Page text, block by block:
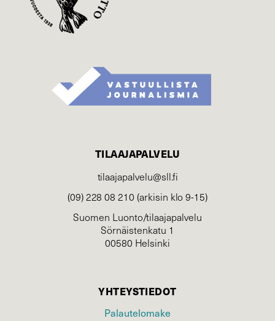
TILAAJAPALVELU
tilaajapalvelu@sll.fi
(09) 228 08 210 (arkisin klo 9-15)
Suomen Luonto/tilaajapalvelu
Sörnäistenkatu 1
00580 Helsinki
YHTEYSTIEDOT
Palautelomake